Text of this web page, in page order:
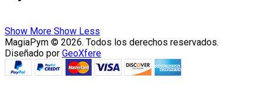
Show More Show Less
MagiaPym © 2026. Todos los derechos reservados.
Diseñado por GeoXfere